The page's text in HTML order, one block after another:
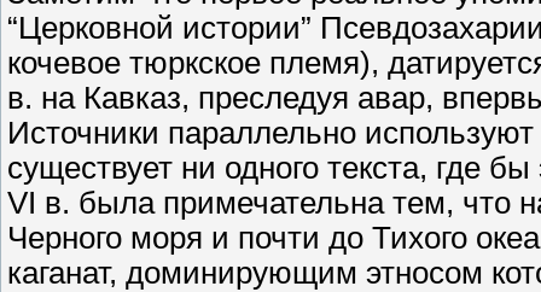
“Церковной истории”
кочевое тюркское племя),
в. на Кавказ, преследуя авар,
Источники параллельно
существует ни одного текста, где
VI в. была примечательна тем, что
Черного моря и почти до Тихого
каганат, доминирующим этносом